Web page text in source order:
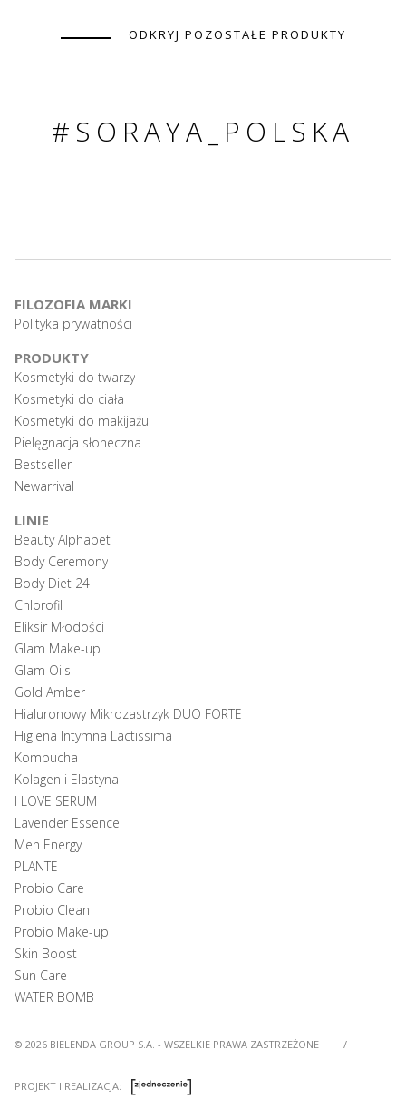
ODKRYJ POZOSTAŁE PRODUKTY
#SORAYA_POLSKA
FILOZOFIA MARKI
Polityka prywatności
PRODUKTY
Kosmetyki do twarzy
Kosmetyki do ciała
Kosmetyki do makijażu
Pielęgnacja słoneczna
Bestseller
Newarrival
LINIE
Beauty Alphabet
Body Ceremony
Body Diet 24
Chlorofil
Eliksir Młodości
Glam Make-up
Glam Oils
Gold Amber
Hialuronowy Mikrozastrzyk DUO FORTE
Higiena Intymna Lactissima
Kombucha
Kolagen i Elastyna
I LOVE SERUM
Lavender Essence
Men Energy
PLANTE
Probio Care
Probio Clean
Probio Make-up
Skin Boost
Sun Care
WATER BOMB
© 2026 BIELENDA GROUP S.A. - WSZELKIE PRAWA ZASTRZEŻONE /
PROJEKT I REALIZACJA: